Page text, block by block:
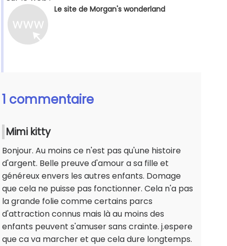
Le site de Morgan's wonderland
1 commentaire
Mimi kitty
Bonjour. Au moins ce n'est pas qu'une histoire
d'argent. Belle preuve d'amour a sa fille et
généreux envers les autres enfants. Domage
que cela ne puisse pas fonctionner. Cela n'a pas
la grande folie comme certains parcs
d'attraction connus mais là au moins des
enfants peuvent s'amuser sans crainte. j.espere
que ca va marcher et que cela dure longtemps.